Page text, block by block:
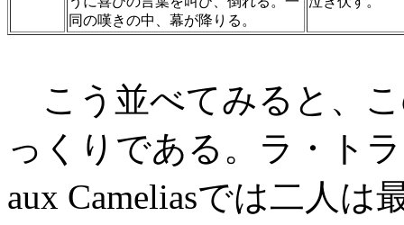
同の嘆きの中、幕が降りる。
こう並べてみると、
っくりである。ラ・ト
aux Cameliasでは二人